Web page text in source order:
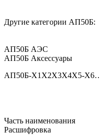
Другие категории АП50Б:
АП50Б АЭС
АП50Б Аксессуары
АП50Б-Х1Х2Х3Х4Х5-
Часть наименования
Расшифровка